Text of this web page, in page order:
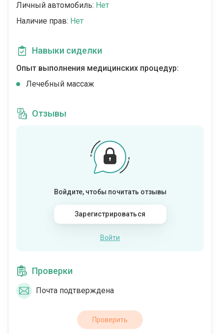
Личный автомобиль: Нет
Наличие прав: Нет
Навыки сиделки
Опыт выполнения медицинских процедур:
Лечебный массаж
Отзывы
Войдите, чтобы почитать отзывы
Зарегистрироваться
Войти
Проверки
Почта подтверждена
Проверить